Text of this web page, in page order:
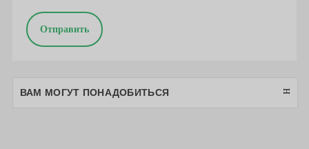
Отправить
ВАМ МОГУТ ПОНАДОБИТЬСЯ